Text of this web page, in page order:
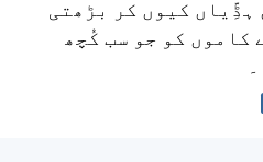
ہڈِّیاں کیوں کر بڑھتی
کاموں کو جو سب کُچھ